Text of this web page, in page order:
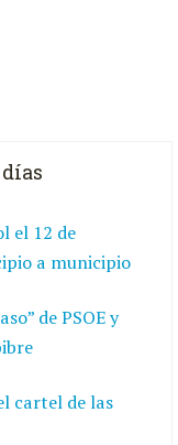
el 12 de
a municipio
de PSOE y
cartel de las